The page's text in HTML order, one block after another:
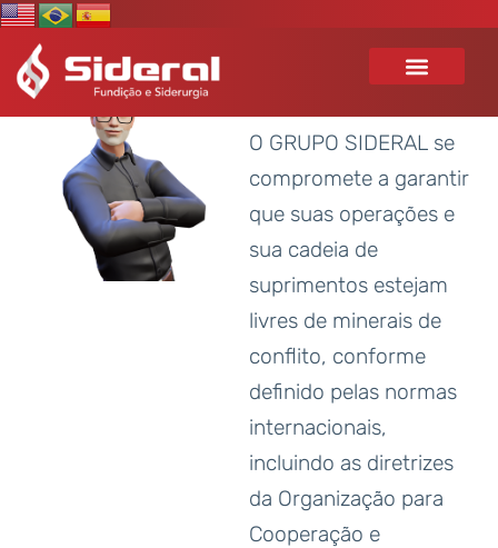
O GRUPO SIDERAL se
compromete a garantir
que suas operações e
sua cadeia de
suprimentos estejam
livres de minerais de
conflito, conforme
definido pelas normas
internacionais,
incluindo as diretrizes
da Organização para
Cooperação e